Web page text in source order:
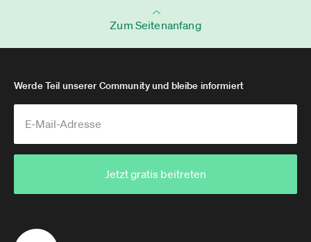
Zum Seitenanfang
Werde Teil unserer Community und bleibe informiert
Jetzt gratis beitreten